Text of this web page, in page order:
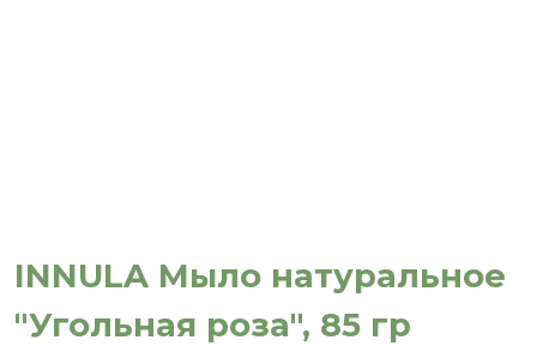
INNULA Мыло натуральное
"Угольная роза", 85 гр